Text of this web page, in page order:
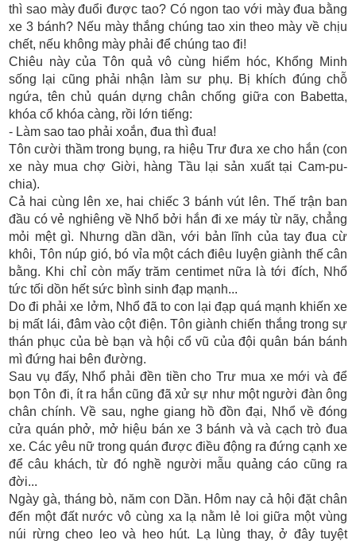
thì sao mày đuổi được tao? Có ngon tao với mày đua bằng
xe 3 bánh? Nếu mày thắng chúng tao xin theo mày về chịu
chết, nếu không mày phải để chúng tao đi!
Chiêu này của Tôn quả vô cùng hiểm hóc, Khổng Minh
sống lại cũng phải nhận làm sư phụ. Bị khích đúng chỗ
ngứa, tên chủ quán dựng chân chống giữa con Babetta,
khóa cổ khóa càng, rồi lớn tiếng:
- Làm sao tao phải xoắn, đua thì đua!
Tôn cười thầm trong bụng, ra hiệu Trư đưa xe cho hắn (con
xe này mua chợ Giời, hàng Tầu lại sản xuất tại Cam-pu-
chia).
Cả hai cùng lên xe, hai chiếc 3 bánh vút lên. Thế trận ban
đầu có vẻ nghiêng về Nhổ bởi hắn đi xe máy từ nãy, chẳng
mỏi mệt gì. Nhưng dần dần, với bản lĩnh của tay đua cừ
khôi, Tôn núp gió, bó vỉa một cách điêu luyện giành thế cân
bằng. Khi chỉ còn mấy trăm centimet nữa là tới đích, Nhổ
tức tối dồn hết sức bình sinh đạp mạnh...
Do đi phải xe lởm, Nhổ đã to con lại đạp quá mạnh khiến xe
bị mất lái, đâm vào cột điện. Tôn giành chiến thắng trong sự
thán phục của bè bạn và hội cổ vũ của đội quân bán bánh
mì đứng hai bên đường.
Sau vụ đấy, Nhổ phải đền tiền cho Trư mua xe mới và để
bọn Tôn đi, ít ra hắn cũng đã xử sự như một người đàn ông
chân chính. Về sau, nghe giang hồ đồn đại, Nhổ về đóng
cửa quán phở, mở hiệu bán xe 3 bánh và và cạch trò đua
xe. Các yêu nữ trong quán được điều động ra đứng cạnh xe
để câu khách, từ đó nghề người mẫu quảng cáo cũng ra
đời...
Ngày gà, tháng bò, năm con Dần. Hôm nay cả hội đặt chân
đến một đất nước vô cùng xa lạ nằm lẻ loi giữa một vùng
núi rừng cheo leo và heo hút. Lạ lùng thay, ở đây tuyệt